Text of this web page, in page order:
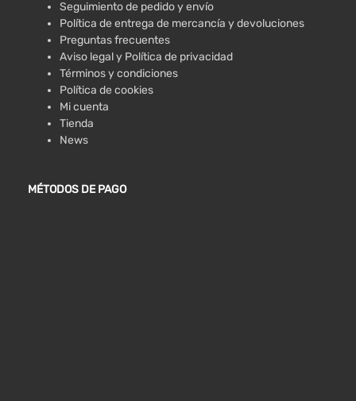
Seguimiento de pedido y envío
Política de entrega de mercancía y devoluciones
Preguntas frecuentes
Aviso legal y Política de privacidad
Términos y condiciones
Política de cookies
Mi cuenta
Tienda
News
MÉTODOS DE PAGO